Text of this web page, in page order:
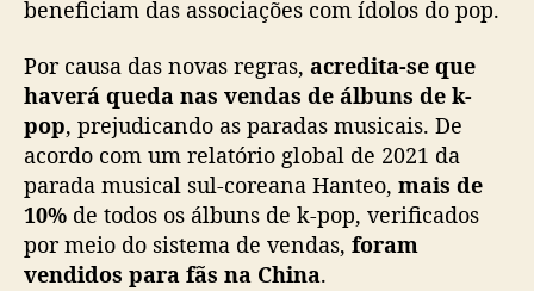
beneficiam das associações com ídolos do pop.
Por causa das novas regras, acredita-se que
haverá queda nas vendas de álbuns de k-
pop, prejudicando as paradas musicais. De
acordo com um relatório global de 2021 da
parada musical sul-coreana Hanteo, mais de
10% de todos os álbuns de k-pop, verificados
por meio do sistema de vendas, foram
vendidos para fãs na China.